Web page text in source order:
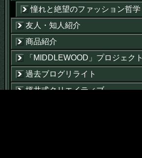
憧れと絶望のファッション哲学
友人・知人紹介
商品紹介
「MIDDLEWOOD」プロジェクト
過去ブログリライト
坪井式クリエイティブ